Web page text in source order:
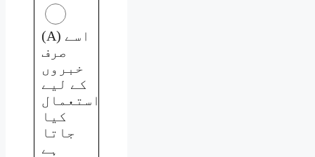
(A) اسے
صرف
خبروں
کے لیے
استعمال
کیا
جاتا
ہے